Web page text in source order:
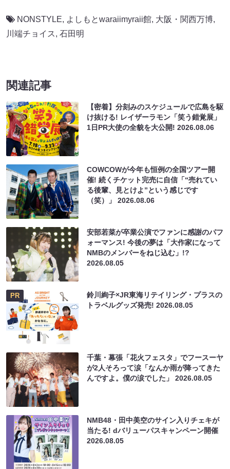
NONSTYLE, よしもとwaraiimyraii館, 大阪・関西万博,
川端チョイス, 石田明
関連記事
【密着】分刻みのスケジュールで広島を駆
け抜ける! レイザーラモン「笑う錯覚展」
1日PR大使の全貌を大公開!2026.08.06
COWCOWが今年も恒例の全国ツアー開
催! 続くチケット完売に自信「“売れてい
る後輩、見とけよ”という感じです
（笑）」2026.08.06
安部若菜が卒業公演でファンに感謝のパフ
ォーマンス! 今後の夢は「大作家になって
NMBのメンバーをねじ込む」!?
2026.08.05
PR
鈴川絢子×JR東海リテイリング・プラスの
トラベルグッズ発売!2026.08.05
千葉・幕張「花火フェスタ」でフースーヤ
が2人そろって涙「なんか雨が降ってきた
んですよ。僕の涙でした」2026.08.05
NMB48・田中美空のサイン入りチェキが
当たる! dバリューパスキャンペーン開催
2026.08.05